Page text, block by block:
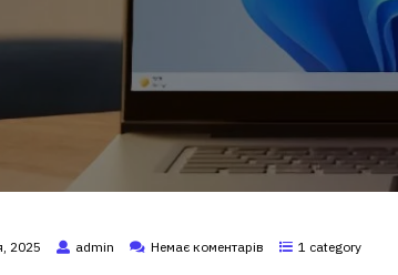
2025 admin Немає коментарів 1 category